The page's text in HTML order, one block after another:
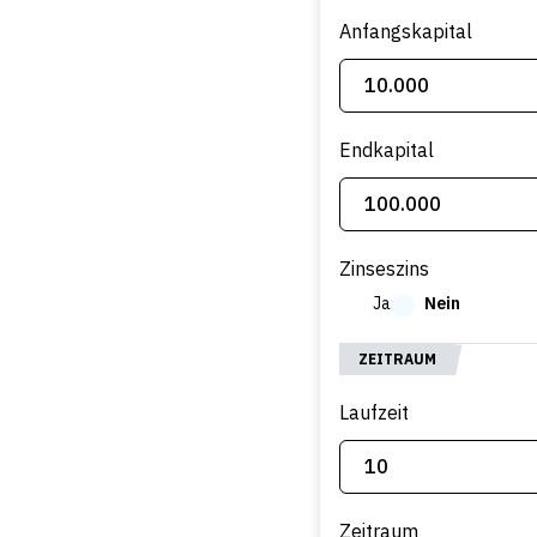
Anfangskapital
Endkapital
Zinseszins
Ja Nein
ZEITRAUM
Laufzeit
Zeitraum